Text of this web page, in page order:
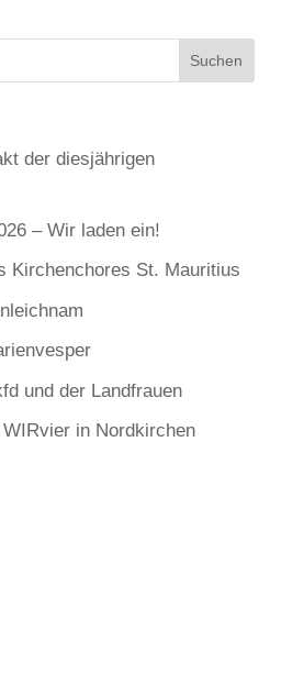
der diesjährigen
– Wir laden ein!
Kirchenchores St. Mauritius
und der Landfrauen
in Nordkirchen